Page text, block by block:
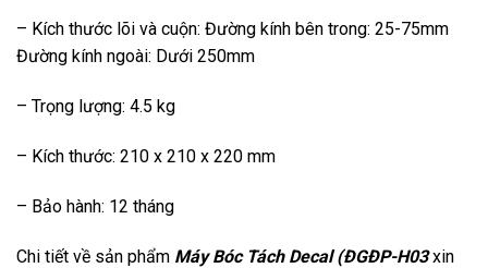
– Kích thước lõi và cuộn: Đường kính bên trong: 25-75mm
Đường kính ngoài: Dưới 250mm
– Trọng lượng: 4.5 kg
– Kích thước: 210 x 210 x 220 mm
– Bảo hành: 12 tháng
Chi tiết về sản phẩm Máy Bóc Tách Decal (ĐGĐP-H03xin